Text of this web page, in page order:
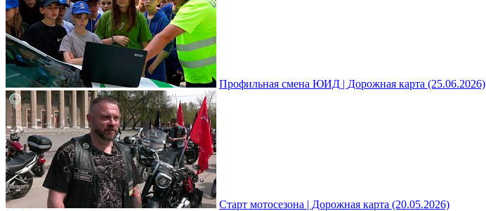
Профильная смена ЮИД | Дорожная карта (25.06.2026)
Старт мотосезона | Дорожная карта (20.05.2026)